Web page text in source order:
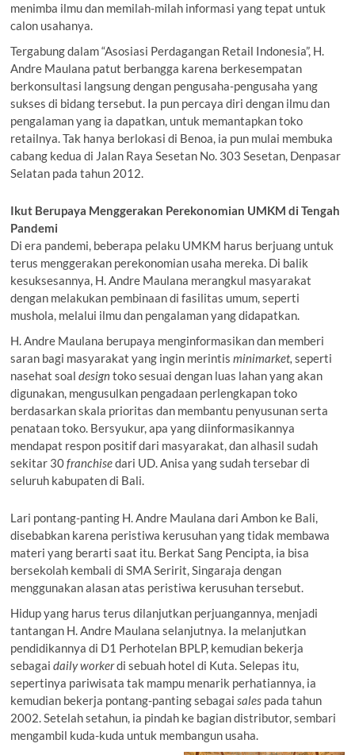
menimba ilmu dan memilah-milah informasi yang tepat untuk
calon usahanya.
Tergabung dalam “Asosiasi Perdagangan Retail Indonesia”, H.
Andre Maulana patut berbangga karena berkesempatan
berkonsultasi langsung dengan pengusaha-pengusaha yang
sukses di bidang tersebut. Ia pun percaya diri dengan ilmu dan
pengalaman yang ia dapatkan, untuk memantapkan toko
retailnya. Tak hanya berlokasi di Benoa, ia pun mulai membuka
cabang kedua di Jalan Raya Sesetan No. 303 Sesetan, Denpasar
Selatan pada tahun 2012.
Ikut Berupaya Menggerakan Perekonomian UMKM di Tengah
Pandemi
Di era pandemi, beberapa pelaku UMKM harus berjuang untuk
terus menggerakan perekonomian usaha mereka. Di balik
kesuksesannya, H. Andre Maulana merangkul masyarakat
dengan melakukan pembinaan di fasilitas umum, seperti
mushola, melalui ilmu dan pengalaman yang didapatkan.
H. Andre Maulana berupaya menginformasikan dan memberi
saran bagi masyarakat yang ingin merintisminimarket,seperti
nasehat soaldesigntoko sesuai dengan luas lahan yang akan
digunakan, mengusulkan pengadaan perlengkapan toko
berdasarkan skala prioritas dan membantu penyusunan serta
penataan toko. Bersyukur, apa yang diinformasikannya
mendapat respon positif dari masyarakat, dan alhasil sudah
sekitar 30franchisedari UD. Anisa yang sudah tersebar di
seluruh kabupaten di Bali.
Lari pontang-panting H. Andre Maulana dari Ambon ke Bali,
disebabkan karena peristiwa kerusuhan yang tidak membawa
materi yang berarti saat itu. Berkat Sang Pencipta, ia bisa
bersekolah kembali di SMA Seririt, Singaraja dengan
menggunakan alasan atas peristiwa kerusuhan tersebut.
Hidup yang harus terus dilanjutkan perjuangannya, menjadi
tantangan H. Andre Maulana selanjutnya. Ia melanjutkan
pendidikannya di D1 Perhotelan BPLP, kemudian bekerja
sebagaidaily workerdi sebuah hotel di Kuta. Selepas itu,
sepertinya pariwisata tak mampu menarik perhatiannya, ia
kemudian bekerja pontang-panting sebagaisales pada tahun
2002. Setelah setahun, ia pindah ke bagian distributor, sembari
mengambil kuda-kuda untuk membangun usaha.